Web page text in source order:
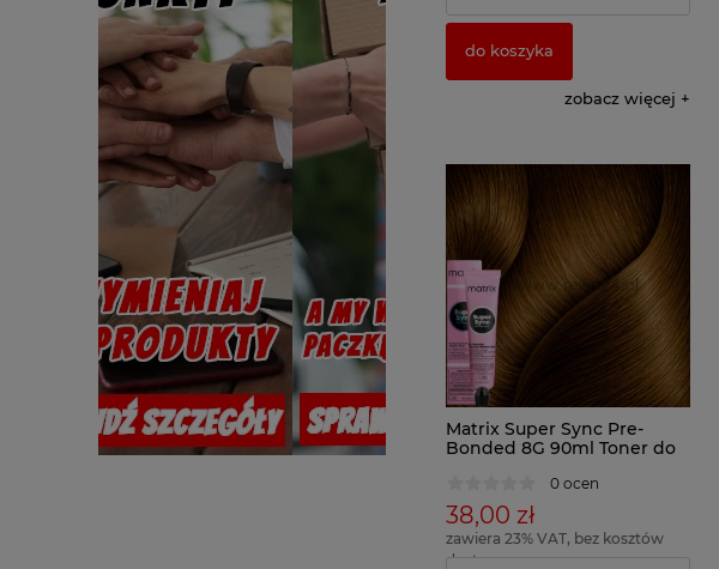
do koszyka
zobacz więcej
Matrix Super Sync Pre-
Bonded 8G 90ml Toner do
0 ocen
38,00 zł
zawiera 23% VAT, bez kosztów
dostawy